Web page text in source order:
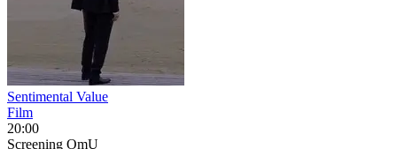
Sentimental Value
Film
20:00
Screening OmU